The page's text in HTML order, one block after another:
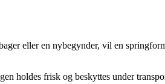
eller en nybegynder, vil en
holdes frisk og beskyttes under